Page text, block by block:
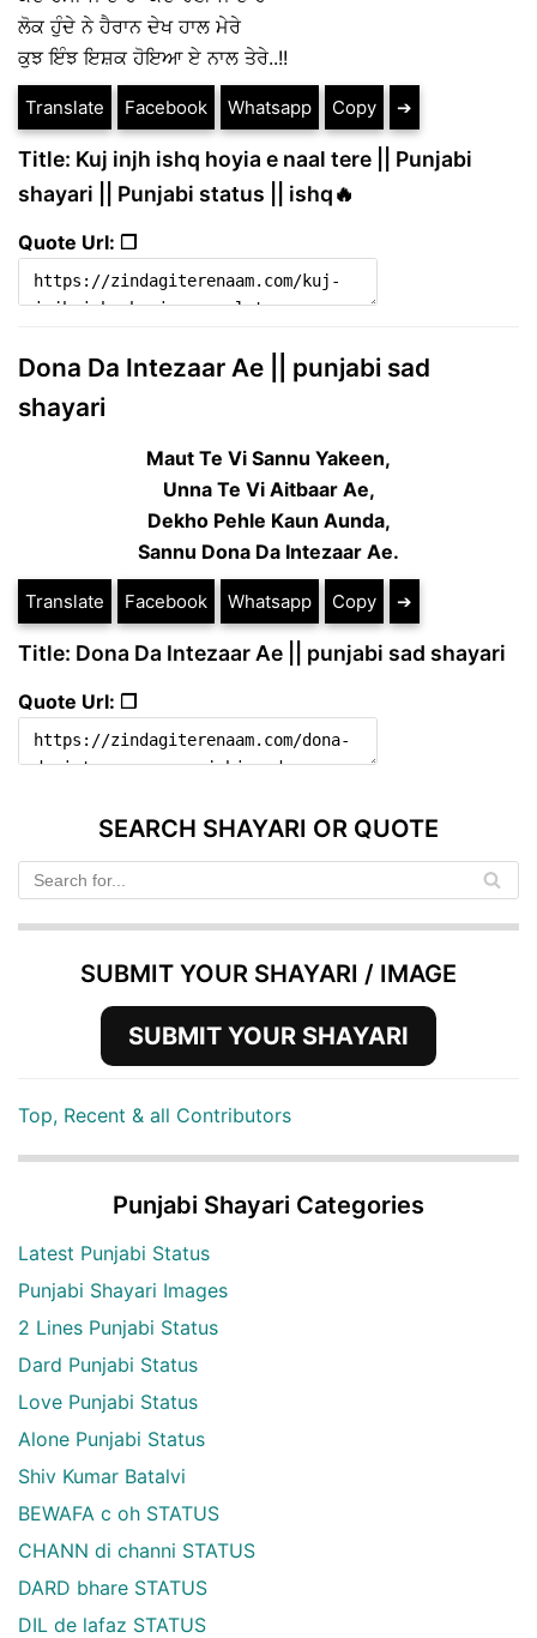
ਲੋਕ ਹੁੰਦੇ ਨੇ ਹੈਰਾਨ ਦੇਖ ਹਾਲ ਮੇਰੇ
ਕੁਝ ਇੰਝ ਇਸ਼ਕ ਹੋਇਆ ਏ ਨਾਲ ਤੇਰੇ..!!
Translate Facebook Whatsapp Copy ➔
Title: Kuj injh ishq hoyia e naal tere || Punjabi
shayari || Punjabi status || ishq🔥
Quote Url: ❐
Dona Da Intezaar Ae || punjabi sad
shayari
Maut Te Vi Sannu Yakeen,
Unna Te Vi Aitbaar Ae,
Dekho Pehle Kaun Aunda,
Sannu Dona Da Intezaar Ae.
Translate Facebook Whatsapp Copy ➔
Title: Dona Da Intezaar Ae || punjabi sad shayari
Quote Url: ❐
SEARCH SHAYARI OR QUOTE
SUBMIT YOUR SHAYARI / IMAGE
SUBMIT YOUR SHAYARI
Top, Recent & all Contributors
Punjabi Shayari Categories
Latest Punjabi Status
Punjabi Shayari Images
2 Lines Punjabi Status
Dard Punjabi Status
Love Punjabi Status
Alone Punjabi Status
Shiv Kumar Batalvi
BEWAFA c oh STATUS
CHANN di channi STATUS
DARD bhare STATUS
DIL de lafaz STATUS